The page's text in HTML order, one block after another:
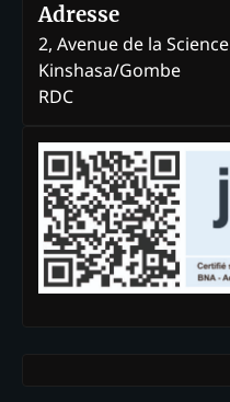
Adresse
2, Avenue de la Science
Kinshasa/Gombe
RDC